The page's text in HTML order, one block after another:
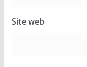
Site web